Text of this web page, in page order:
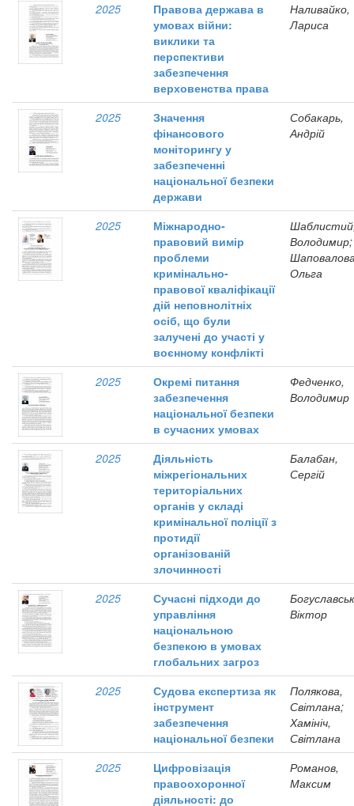
2025
Правова держава в
умовах війни:
виклики та
перспективи
забезпечення
верховенства права
Наливайко,
Лариса
2025
Значення
фінансового
моніторингу у
забезпеченні
національної безпеки
держави
Собакарь,
Андрій
2025
Міжнародно-
правовий вимір
проблеми
кримінально-
правової кваліфікації
дій неповнолітніх
осіб, що були
залучені до участі у
воєнному конфлікті
Володимир;
Ольга
2025
Окремі питання
забезпечення
національної безпеки
в сучасних умовах
Федченко,
Володимир
2025
Діяльність
міжрегіональних
територіальних
органів у складі
кримінальної поліції з
протидії
організованій
злочинності
Балабан,
Сергій
2025
Сучасні підходи до
управління
національною
безпекою в умовах
глобальних загроз
Віктор
2025
Судова експертиза як
інструмент
забезпечення
національної безпеки
Полякова,
Світлана;
Хамініч,
Світлана
2025
Цифровізація
правоохоронної
діяльності: до
Романов,
Максим